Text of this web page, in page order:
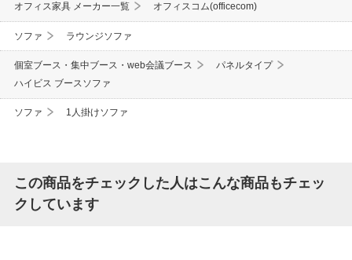
オフィス家具 メーカー一覧 オフィスコム(officecom)
ソファ ラウンジソファ
個室ブース・集中ブース・web会議ブース
パネルタイプ
ハイビス ブースソファ
ソファ 1人掛けソファ
この商品をチェックした人はこんな商品もチェッ
クしています